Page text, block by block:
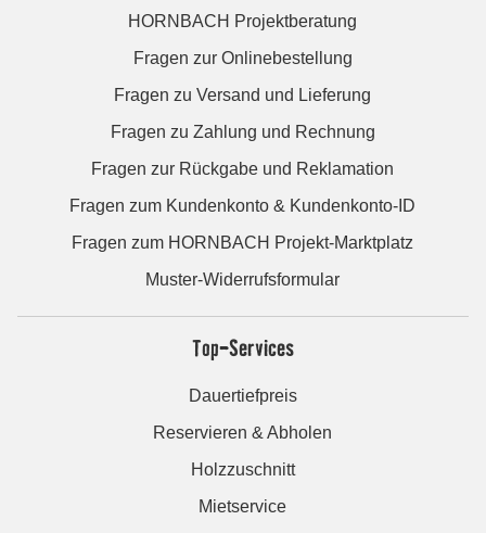
HORNBACH Projektberatung
Fragen zur Onlinebestellung
Fragen zu Versand und Lieferung
Fragen zu Zahlung und Rechnung
Fragen zur Rückgabe und Reklamation
Fragen zum Kundenkonto & Kundenkonto-ID
Fragen zum HORNBACH Projekt-Marktplatz
Muster-Widerrufsformular
Top-Services
Dauertiefpreis
Reservieren & Abholen
Holzzuschnitt
Mietservice